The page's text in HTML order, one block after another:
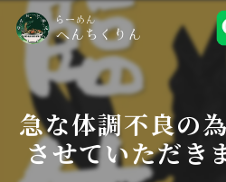
急な体調不良の
させていただ